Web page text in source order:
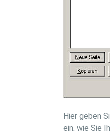
Hier geben
ein, wie Sie